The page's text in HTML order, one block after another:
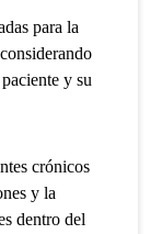
para la
y su
crónicos
y la
dentro del